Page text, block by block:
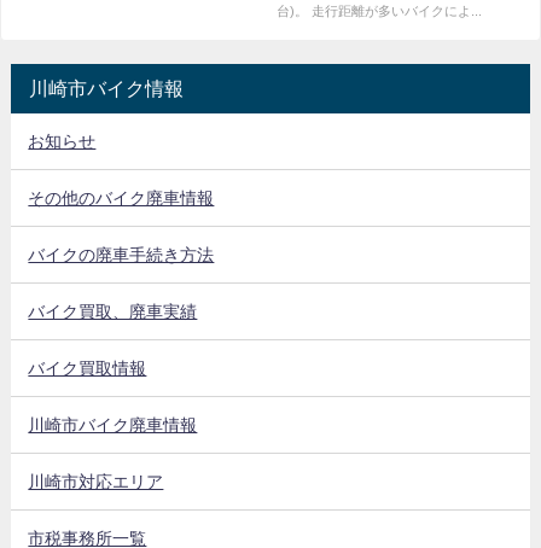
台)。 走行距離が多いバイクによ...
川崎市バイク情報
お知らせ
その他のバイク廃車情報
バイクの廃車手続き方法
バイク買取、廃車実績
バイク買取情報
川崎市バイク廃車情報
川崎市対応エリア
市税事務所一覧